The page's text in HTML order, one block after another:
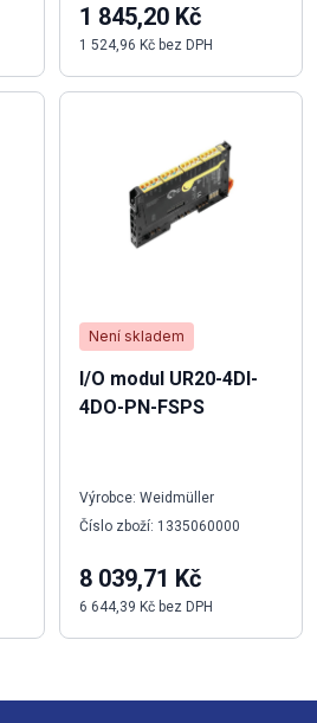
1 845,20 Kč
1 524,96 Kč bez DPH
Není skladem
I/O modul UR20-4DI-
4DO-PN-FSPS
Výrobce: Weidmüller
Číslo zboží: 1335060000
8 039,71 Kč
6 644,39 Kč bez DPH